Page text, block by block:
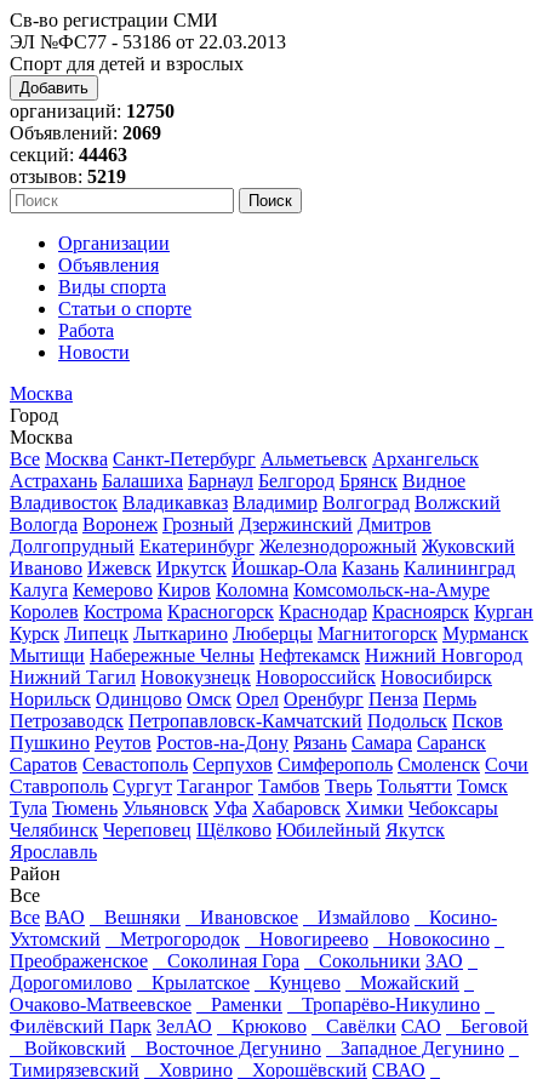
Св-во регистрации СМИ
ЭЛ №ФС77 - 53186 от 22.03.2013
Спорт для детей и взрослых
Добавить
организаций: 12750
Объявлений: 2069
секций: 44463
отзывов: 5219
Организации
Объявления
Виды спорта
Статьи о спорте
Работа
Новости
Москва
Город
Москва
Все Москва Санкт-Петербург Альметьевск Архангельск
Астрахань Балашиха Барнаул Белгород Брянск Видное
Владивосток Владикавказ Владимир Волгоград Волжский
Вологда Воронеж Грозный Дзержинский Дмитров
Долгопрудный Екатеринбург Железнодорожный Жуковский
Иваново Ижевск Иркутск Йошкар-Ола Казань Калининград
Калуга Кемерово Киров Коломна Комсомольск-на-Амуре
Королев Кострома Красногорск Краснодар Красноярск Курган
Курск Липецк Лыткарино Люберцы Магнитогорск Мурманск
Мытищи Набережные Челны Нефтекамск Нижний Новгород
Нижний Тагил Новокузнецк Новороссийск Новосибирск
Норильск Одинцово Омск Орел Оренбург Пенза Пермь
Петрозаводск Петропавловск-Камчатский Подольск Псков
Пушкино Реутов Ростов-на-Дону Рязань Самара Саранск
Саратов Севастополь Серпухов Симферополь Смоленск Сочи
Ставрополь Сургут Таганрог Тамбов Тверь Тольятти Томск
Тула Тюмень Ульяновск Уфа Хабаровск Химки Чебоксары
Челябинск Череповец Щёлково Юбилейный Якутск
Ярославль
Район
Все
Все ВАО Вешняки Ивановское Измайлово
Косино-
Ухтомский
Метрогородок Новогиреево
Новокосино
Преображенское
Соколиная Гора Сокольники ЗАО
Дорогомилово
Крылатское Кунцево
Можайский
Очаково-Матвеевское
Раменки
Тропарёво-Никулино
Филёвский Парк ЗелАО Крюково Савёлки САО
Беговой
Войковский
Восточное Дегунино
Западное Дегунино
Тимирязевский
Ховрино Хорошёвский СВАО